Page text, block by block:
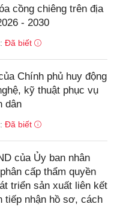
cồng chiêng trên địa
- 2030
Đã biết
Chính phủ huy động
kỹ thuật phục vụ
dân
Đã biết
của Ủy ban nhân
cấp thẩm quyền
triển sản xuất liên kết
tiếp nhận hồ sơ, cách